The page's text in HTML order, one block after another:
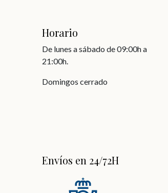
Horario
De lunes a sábado de 09:00h a
21:00h.
Domingos cerrado
Envíos en 24/72H